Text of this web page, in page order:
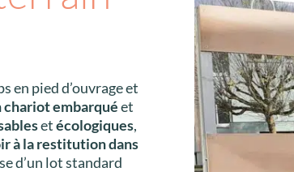
en pied d’ouvrage et
chariot embarquéet
etécologiques,
à la restitution dans
d’un lot standard